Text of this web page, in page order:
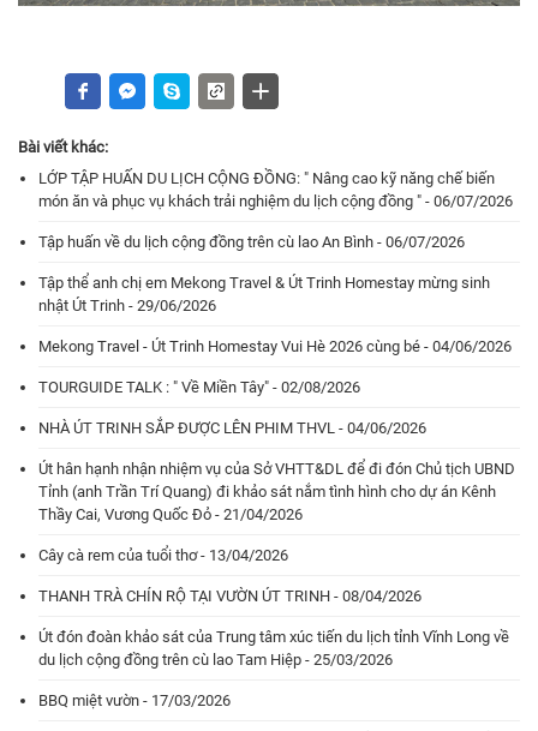
Bài viết khác:
LỚP TẬP HUẤN DU LỊCH CỘNG ĐỒNG: " Nâng cao kỹ năng chế biến
món ăn và phục vụ khách trải nghiệm du lịch cộng đồng " - 06/07/2026
Tập huấn về du lịch cộng đồng trên cù lao An Bình - 06/07/2026
Tập thể anh chị em Mekong Travel & Út Trinh Homestay mừng sinh
nhật Út Trinh - 29/06/2026
Mekong Travel - Út Trinh Homestay Vui Hè 2026 cùng bé - 04/06/2026
TOURGUIDE TALK : " Về Miền Tây" - 02/08/2026
NHÀ ÚT TRINH SẮP ĐƯỢC LÊN PHIM THVL - 04/06/2026
Út hân hạnh nhận nhiệm vụ của Sở VHTT&DL để đi đón Chủ tịch UBND
Tỉnh (anh Trần Trí Quang) đi khảo sát nắm tình hình cho dự án Kênh
Thầy Cai, Vương Quốc Đỏ - 21/04/2026
Cây cà rem của tuổi thơ - 13/04/2026
THANH TRÀ CHÍN RỘ TẠI VƯỜN ÚT TRINH - 08/04/2026
Út đón đoàn khảo sát của Trung tâm xúc tiến du lịch tỉnh Vĩnh Long về
du lịch cộng đồng trên cù lao Tam Hiệp - 25/03/2026
BBQ miệt vườn - 17/03/2026